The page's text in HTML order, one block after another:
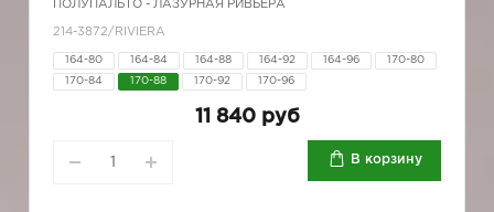
ПОЛУПАЛЬТО - ЛАЗУРНАЯ РИВЬЕРА
214-3872/RIVIERA
164-80 164-84 164-88 164-92 164-96 170-80
170-84 170-88 170-92 170-96
11 840 руб
В корзину